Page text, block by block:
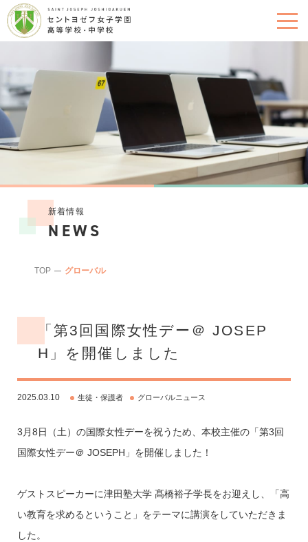
新着情報
NEWS
TOP グローバル
「第3回国際女性デー＠ JOSEP
H」を開催しました
2025.03.10 生徒・保護者 グローバルニュース
3月8日（土）の国際女性デーを祝うため、本校主催の「第3回
国際女性デー＠ JOSEPH」を開催しました！
ゲストスピーカーに津田塾大学 髙橋裕子学長をお迎えし、「高
い教育を求めるということ」をテーマに講演をしていただきま
した。